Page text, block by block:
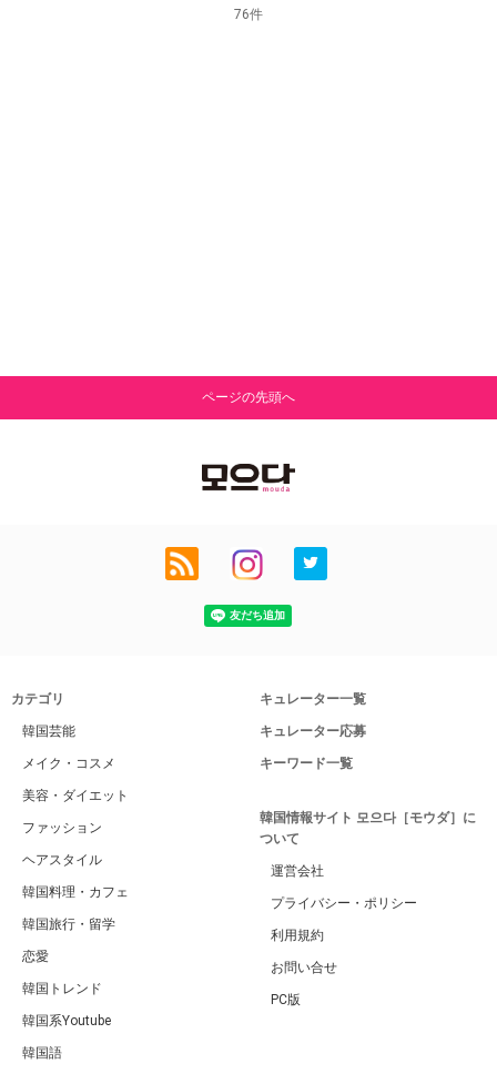
76件
ページの先頭へ
カテゴリ
韓国芸能
メイク・コスメ
美容・ダイエット
ファッション
ヘアスタイル
韓国料理・カフェ
韓国旅行・留学
恋愛
韓国トレンド
韓国系Youtube
韓国語
キュレーター一覧
キュレーター応募
キーワード一覧
韓国情報サイト 모으다［モウダ］に
ついて
運営会社
プライバシー・ポリシー
利用規約
お問い合せ
PC版